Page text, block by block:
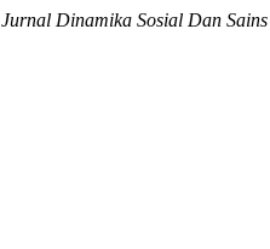
Jurnal Dinamika Sosial Dan Sains